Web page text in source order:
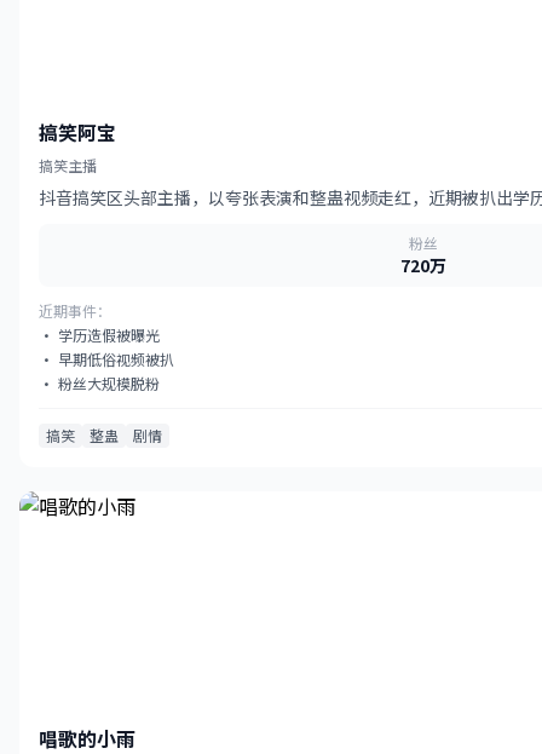
搞笑阿宝
搞笑主播
抖音搞笑区头部主播，以夸张表演和整蛊视频走红，近期被扒出学
粉丝
720万
近期事件：
· 学历造假被曝光
· 早期低俗视频被扒
· 粉丝大规模脱粉
搞笑 整蛊 剧情
唱歌的小雨